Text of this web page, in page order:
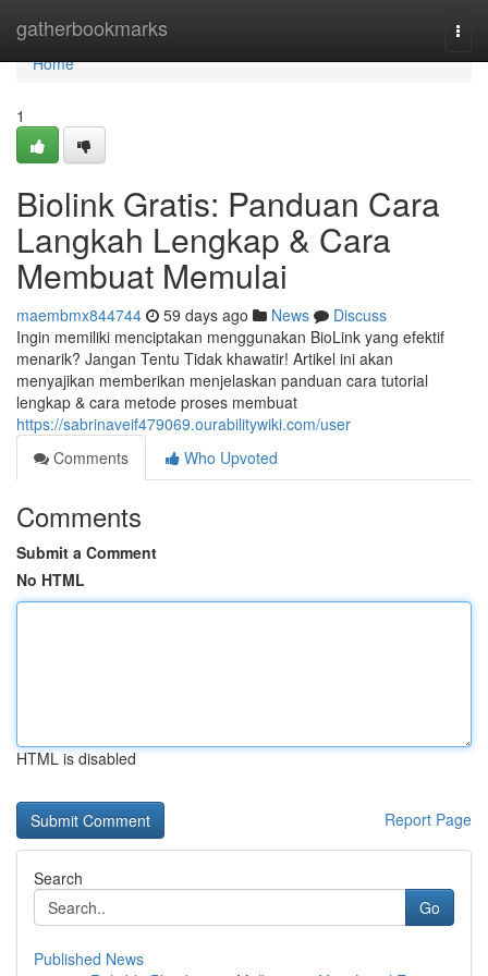
gatherbookmarks
Home
Home
1
Biolink Gratis: Panduan Cara
Langkah Lengkap & Cara
Membuat Memulai
maembmx844744 59 days ago News
Discuss
Ingin memiliki menciptakan menggunakan BioLink yang efektif
menarik? Jangan Tentu Tidak khawatir! Artikel ini akan
menyajikan memberikan menjelaskan panduan cara tutorial
lengkap & cara metode proses membuat
https://sabrinaveif479069.ourabilitywiki.com/user
Comments
Who Upvoted
Comments
Submit a Comment
No HTML
HTML is disabled
Report Page
Search
Go
Published News